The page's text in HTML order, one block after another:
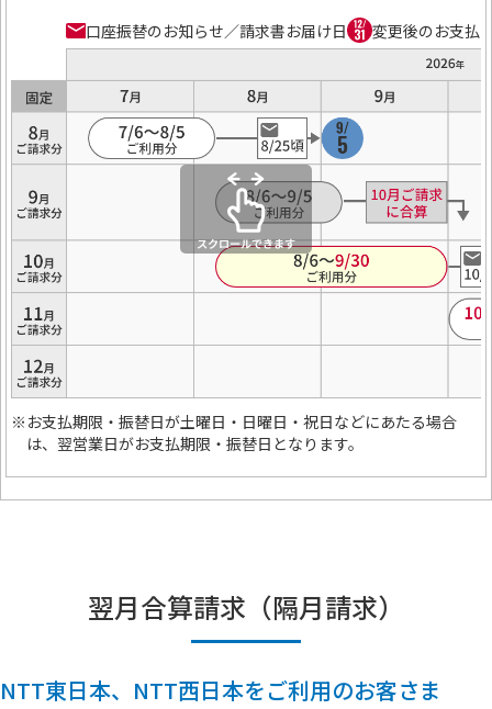
お支払期限・振替日が土曜日・日曜日・祝日などにあたる場合
は、翌営業日がお支払期限・振替日となります。
21日～翌月20日
20日
26日～翌月25日
25日
6日～翌月5日
5日
10日
16日～翌月15日
15日
※ お支払期限・振替日が土曜日・日曜日・祝日などにあたる場合
は、翌営業日がお支払期限・振替日となります。
口座振替のお知らせ／請求書お届け日 変更後のお支払
※ お支払期限・振替日が土曜日・日曜日・祝日などにあたる場合
は、翌営業日がお支払期限・振替日となります。
翌月合算請求（隔月請求）
NTT東日本、NTT西日本をご利用のお客さま